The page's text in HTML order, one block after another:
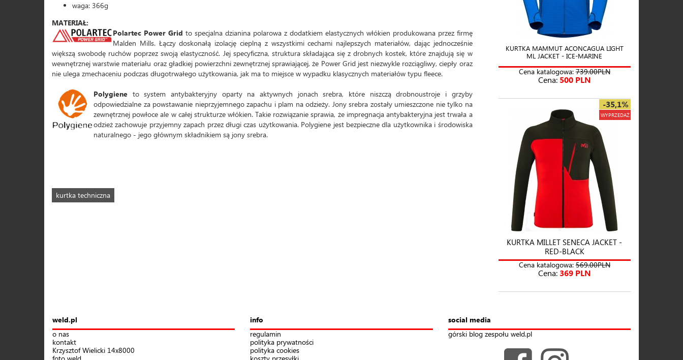
waga: 366g
MATERIAŁ:
Polartec Power Grid to specjalna dzianina polarowa z dodatkiem elastycznych włókien produkowana przez firmę
Malden Mills. Łączy doskonałą izolację cieplną z wszystkimi cechami najlepszych materiałów, dając jednocześnie
większą swobodę ruchów poprzez swoją elastyczność. Jej specyficzna, struktura składająca się z drobnych kostek, które znajdują się w
wewnętrznej warstwie materiału oraz gładkiej powierzchni zewnętrznej sprawiającej, że Power Grid jest niezwykle rozciągliwy, ciepły oraz
nie ulega zmechaceniu podczas długotrwałego użytkowania, jak ma to miejsce w wypadku klasycznych materiałów typu fleece.
Polygiene to system antybakteryjny oparty na aktywnych jonach srebra, które niszczą drobnoustroje i grzyby
odpowiedzialne za powstawanie nieprzyjemnego zapachu i plam na odzieży. Jony srebra zostały umieszczone nie tylko na
zewnętrznej powłoce ale w całej strukturze włókien. Takie rozwiązanie sprawia, że impregnacja antybakteryjna jest trwała a
odzież zachowuje przyjemny zapach przez długi czas użytkowania. Polygiene jest bezpieczne dla użytkownika i środowiska
naturalnego - jego głównym składnikiem są jony srebra.
kurtka techniczna
KURTKA MAMMUT ACONCAGUA LIGHT
ML JACKET - ICE-MARINE
Cena katalogowa:739.00PLN
Cena: 500 PLN
-35,1%
WYPRZEDAŻ
KURTKA MILLET SENECA JACKET -
RED-BLACK
Cena katalogowa:569.00PLN
Cena: 369 PLN
weld.pl
o nas
kontakt
Krzysztof Wielicki 14x8000
info
regulamin
polityka prywatności
polityka cookies
social media
górski blog zespołu weld.pl